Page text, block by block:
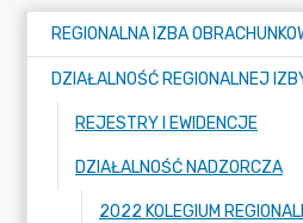
REJESTRY I EWIDENCJE
DZIAŁALNOŚĆ NADZORCZA